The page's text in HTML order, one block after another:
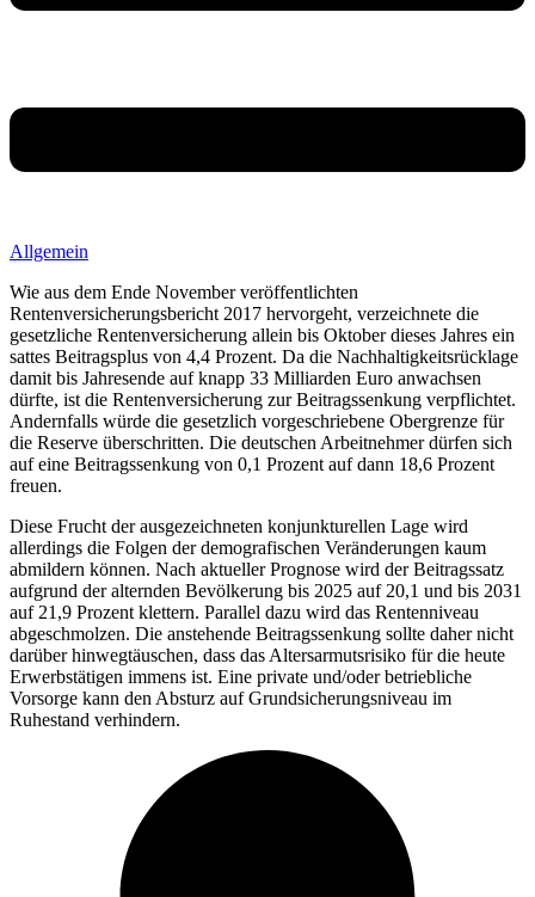
Allgemein
Wie aus dem Ende November veröffentlichten
Rentenversicherungsbericht 2017 hervorgeht, verzeichnete die
gesetzliche Rentenversicherung allein bis Oktober dieses Jahres ein
sattes Beitragsplus von 4,4 Prozent. Da die Nachhaltigkeitsrücklage
damit bis Jahresende auf knapp 33 Milliarden Euro anwachsen
dürfte, ist die Rentenversicherung zur Beitragssenkung verpflichtet.
Andernfalls würde die gesetzlich vorgeschriebene Obergrenze für
die Reserve überschritten. Die deutschen Arbeitnehmer dürfen sich
auf eine Beitragssenkung von 0,1 Prozent auf dann 18,6 Prozent
freuen.
Diese Frucht der ausgezeichneten konjunkturellen Lage wird
allerdings die Folgen der demografischen Veränderungen kaum
abmildern können. Nach aktueller Prognose wird der Beitragssatz
aufgrund der alternden Bevölkerung bis 2025 auf 20,1 und bis 2031
auf 21,9 Prozent klettern. Parallel dazu wird das Rentenniveau
abgeschmolzen. Die anstehende Beitragssenkung sollte daher nicht
darüber hinwegtäuschen, dass das Altersarmutsrisiko für die heute
Erwerbstätigen immens ist. Eine private und/oder betriebliche
Vorsorge kann den Absturz auf Grundsicherungsniveau im
Ruhestand verhindern.